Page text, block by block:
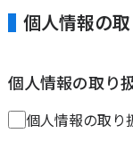
個人情報の
個人情報の取り
個人情報の取り